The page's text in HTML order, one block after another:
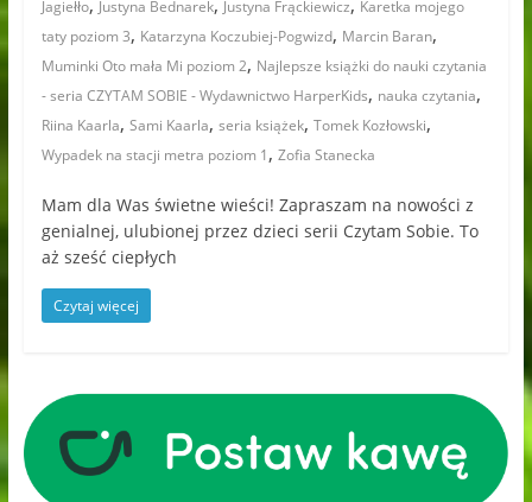
Jagiełło Justyna Bednarek Justyna Frąckiewicz Karetka mojego
taty poziom 3, Katarzyna Koczubiej-Pogwizd, Marcin Baran,
Muminki Oto mała Mi poziom 2, Najlepsze książki do nauki czytania
- seria CZYTAM SOBIE - Wydawnictwo HarperKids, nauka czytania,
Riina Kaarla, Sami Kaarla, seria książek, Tomek Kozłowski,
Wypadek na stacji metra poziom 1 , Zofia Stanecka
Mam dla Was świetne wieści! Zapraszam na nowości z
genialnej, ulubionej przez dzieci serii Czytam Sobie. To
aż sześć ciepłych
Czytaj więcej